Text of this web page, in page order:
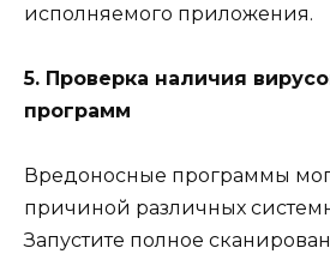
исполняемого приложения.
5. Проверка наличия
программ
Вредоносные программы
причиной различных
Запустите полное